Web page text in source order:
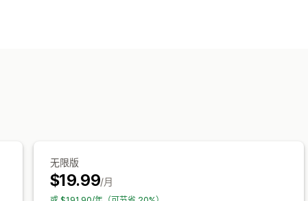
无限版
$19.99/月